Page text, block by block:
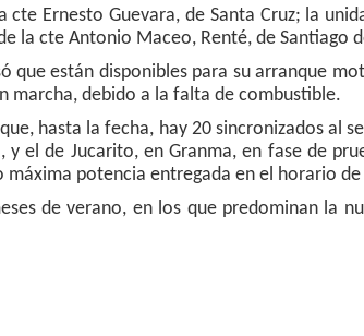
Ernesto Guevara, de Santa Cruz; la
la cte Antonio Maceo, Renté, de Santiago
que están disponibles para su arranque
marcha, debido a la falta de combustible.
hasta la fecha, hay 20 sincronizados al
el de Jucarito, en Granma, en fase de
potencia entregada en el horario
de verano, en los que predominan la